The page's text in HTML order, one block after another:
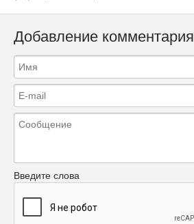
Добавление комментария
Введите слова